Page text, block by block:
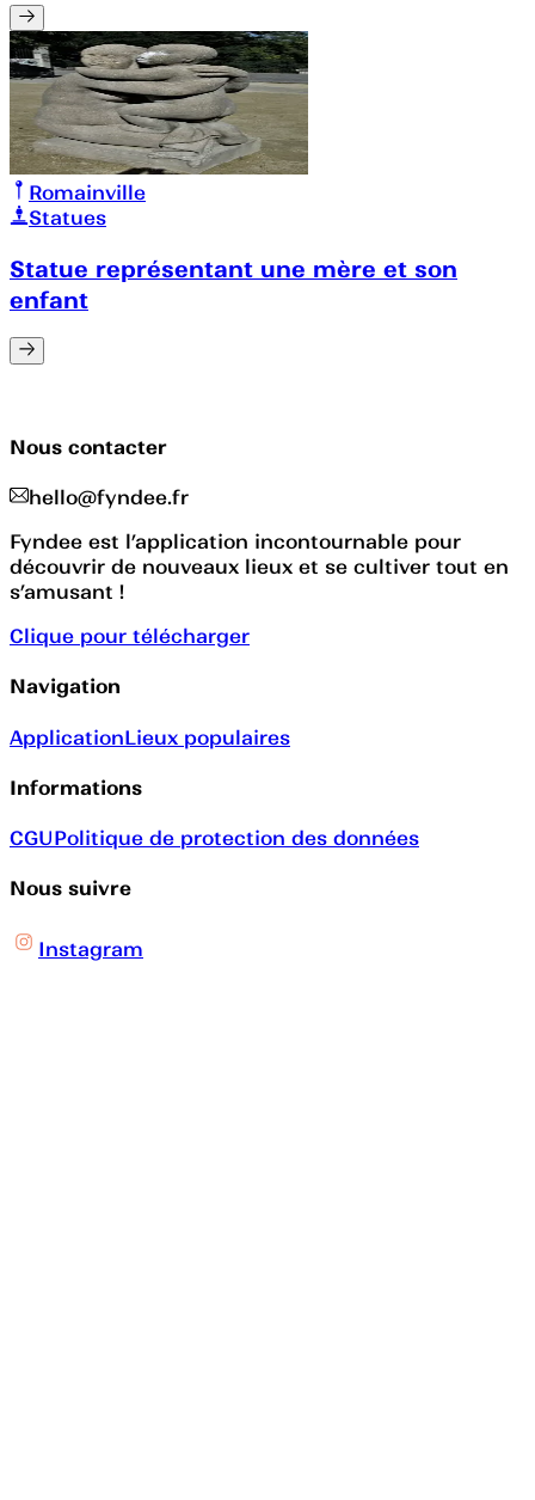
Romainville
Statues
Statue représentant une mère et son
enfant
Nous contacter
hello@fyndee.fr
Fyndee est l’application incontournable pour
découvrir de nouveaux lieux et se cultiver tout en
s’amusant !
Clique pour télécharger
Navigation
ApplicationLieux populaires
Informations
CGUPolitique de protection des données
Nous suivre
Instagram